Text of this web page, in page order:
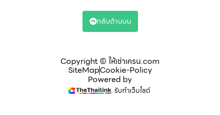
Copyright © ให้เช่าเครน.com
SiteMapCookie-Policy
Powered by
รับทำเว็บไซต์
กลับด้านบน